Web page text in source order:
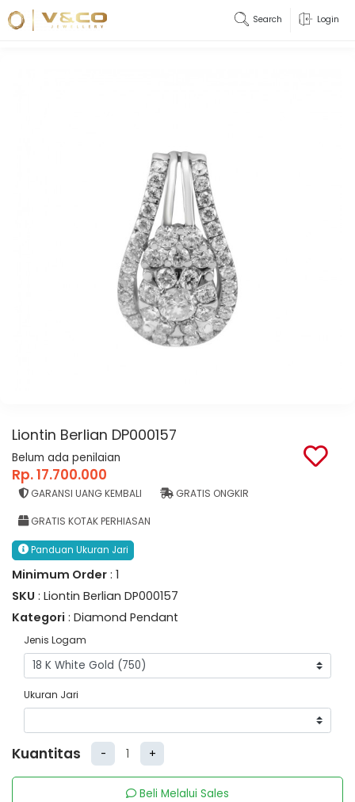
Search Login
Liontin Berlian DP000157
Belum ada penilaian
Rp. 17.700.000
GARANSI UANG KEMBALI GRATIS ONGKIR
GRATIS KOTAK PERHIASAN
Panduan Ukuran Jari
Minimum Order : 1
SKU : Liontin Berlian DP000157
Kategori : Diamond Pendant
Jenis Logam
Ukuran Jari
Kuantitas - +
Beli Melalui Sales